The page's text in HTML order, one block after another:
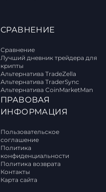
СРАВНЕНИЕ
Сравнение
Лучший дневник трейдера для
крипты
Альтернатива TradeZella
Альтернатива TraderSync
Альтернатива CoinMarketMan
ПРАВОВАЯ
ИНФОРМАЦИЯ
Пользовательское
соглашение
Политика
конфиденциальности
Политика возврата
Контакты
Карта сайта